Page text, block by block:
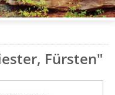
Fürsten"